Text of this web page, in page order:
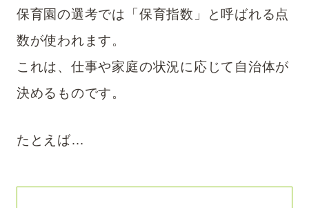
保育園の選考では「保育指数」と呼ばれる点
数が使われます。
これは、仕事や家庭の状況に応じて自治体が
決めるものです。
たとえば…